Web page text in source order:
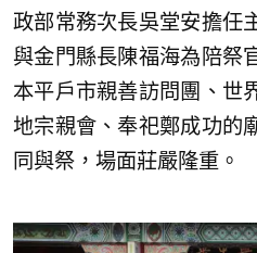
政部常務次長吳堂安擔任
與金門縣長陳福海為陪祭
本平戶市親善訪問團、世
地宗親會、奉祀鄭成功的
同與祭，場面莊嚴隆重。